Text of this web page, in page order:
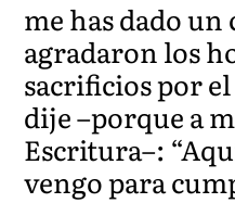
me has dado
agradaron los
sacrificios por
dije –porque a
Escritura–:
vengo para